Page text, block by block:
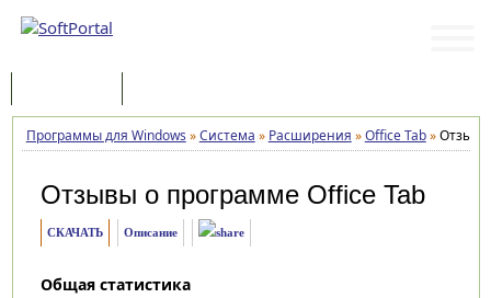
Программы для Windows »Система » Расширения »Office Tab»Отзывы
Отзывы о программе Office Tab
СКАЧАТЬ Описание
Общая статистика